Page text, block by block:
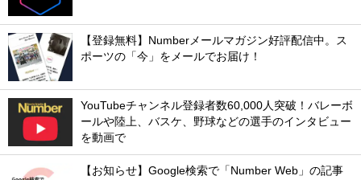
【登録無料】Numberメールマガジン好評配信中。ス
ポーツの「今」をメールでお届け！
YouTubeチャンネル登録者数60,000人突破！バレーボ
ールや陸上、バスケ、野球などの選手のインタビュー
を動画で
【お知らせ】Google検索で「Number Web」の記事